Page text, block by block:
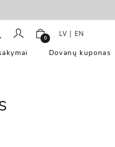
0 LV| EN
Dovanų kuponas